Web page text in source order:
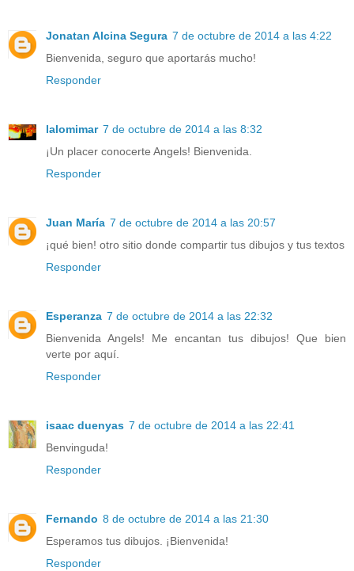
Jonatan Alcina Segura 7 de octubre de 2014 a las 4:22
Bienvenida, seguro que aportarás mucho!
Responder
lalomimar 7 de octubre de 2014 a las 8:32
¡Un placer conocerte Angels! Bienvenida.
Responder
Juan María 7 de octubre de 2014 a las 20:57
¡qué bien! otro sitio donde compartir tus dibujos y tus textos
Responder
Esperanza 7 de octubre de 2014 a las 22:32
Bienvenida Angels! Me encantan tus dibujos! Que bien
verte por aquí.
Responder
isaac duenyas 7 de octubre de 2014 a las 22:41
Benvinguda!
Responder
Fernando 8 de octubre de 2014 a las 21:30
Esperamos tus dibujos. ¡Bienvenida!
Responder